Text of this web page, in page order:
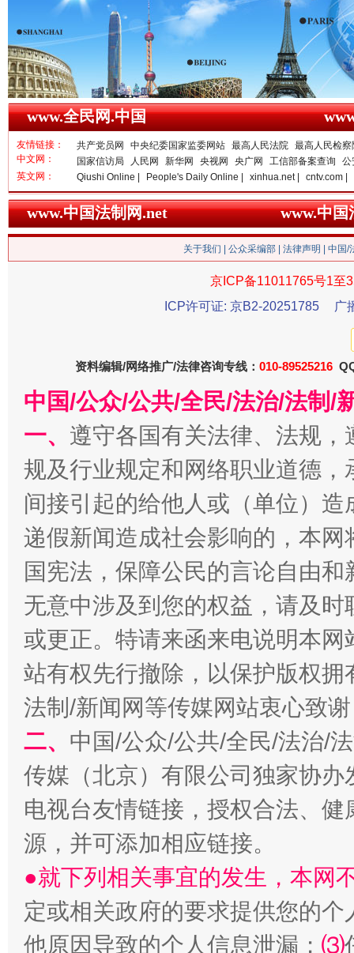
一枚“钉子”竟然扎入要害部门
雄关漫道展新颜 “
衣柜里的秘密 高速路
春天里的科技盛宴
巳巳如意，开工大吉！
www.全民网.中国
友情链接：
中文网：
共产党员网 中央纪委国家监委网站 最高人民法院 最高人民检察
国家信访局
人民网 新华网 央视网 央广网 工信部备案查询
公
英文网：
Qiushi Online | People's Daily Online | xinhua.net | cntv.com |
www.中国法制网.net www.中
关于我们 公众采编部 法律声明 | 中国
京ICP备11011765号1至
ICP许可证: 京B2-20251785
广
资料编辑/网络推广/法律咨询专线： 010-89525216
中国/公众/公共/全民/法治/法制/
一、 遵守各国有关法律、法规
规及行业规定和网络职业道德
间接引起的给他人或（单位）
递假新闻造成社会影响的，本
国宪法，保障公民的言论自由
无意中涉及到您的权益，请及
或更正。特请来函来电说明本
站有权先行撤除，以保护版权
法制/新闻网等传媒网站衷心致
二、 中国/公众/公共/全民/法治/
传媒（北京）有限公司独家协
电视台友情链接，授权合法、
源，并可添加相应链接。
●就下列相关事宜的发生，本网
定或相关政府的要求提供您的个
他原因导致的个人信息泄漏； ⑶